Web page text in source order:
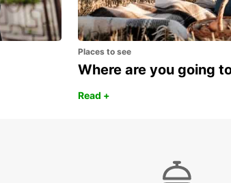
Places to see
Where are you going
Read +